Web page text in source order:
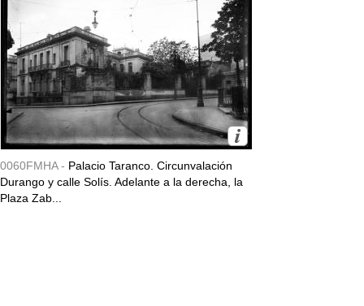
0060FMHA - Palacio Taranco. Circunvalación
Durango y calle Solís. Adelante a la derecha, la
Plaza Zab...